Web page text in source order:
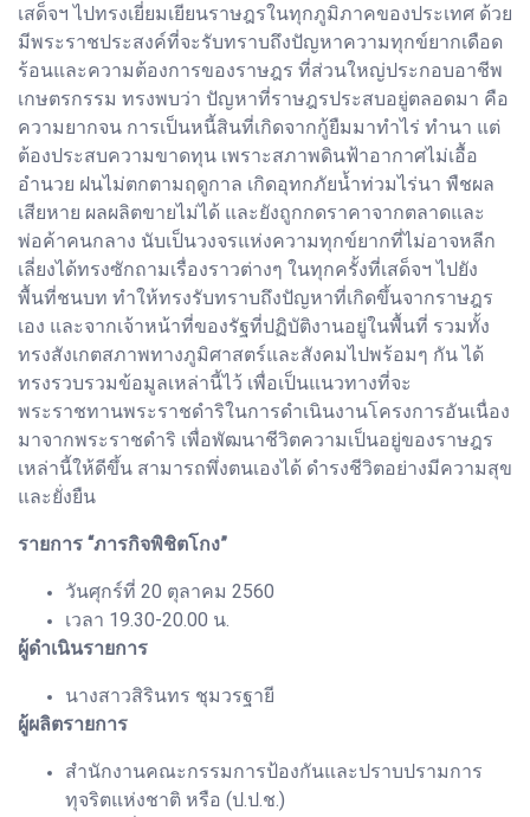
เสด็จฯ ไปทรงเยี่ยมเยียนราษฎรในทุกภูมิภาคของประเทศ ด้วย
มีพระราชประสงค์ที่จะรับทราบถึงปัญหาความทุกข์ยากเดือด
ร้อนและความต้องการของราษฎร ที่ส่วนใหญ่ประกอบอาชีพ
เกษตรกรรม ทรงพบว่า ปัญหาที่ราษฎรประสบอยู่ตลอดมา คือ
ความยากจน การเป็นหนี้สินที่เกิดจากกู้ยืมมาทำไร่ ทำนา แต่
ต้องประสบความขาดทุน เพราะสภาพดินฟ้าอากาศไม่เอื้อ
อำนวย ฝนไม่ตกตามฤดูกาล เกิดอุทกภัยน้ำท่วมไร่นา พืชผล
เสียหาย ผลผลิตขายไม่ได้ และยังถูกกดราคาจากตลาดและ
พ่อค้าคนกลาง นับเป็นวงจรแห่งความทุกข์ยากที่ไม่อาจหลีก
เลี่ยงได้ทรงซักถามเรื่องราวต่างๆ ในทุกครั้งที่เสด็จฯ ไปยัง
พื้นที่ชนบท ทำให้ทรงรับทราบถึงปัญหาที่เกิดขึ้นจากราษฎร
เอง และจากเจ้าหน้าที่ของรัฐที่ปฏิบัติงานอยู่ในพื้นที่ รวมทั้ง
ทรงสังเกตสภาพทางภูมิศาสตร์และสังคมไปพร้อมๆ กัน ได้
ทรงรวบรวมข้อมูลเหล่านี้ไว้ เพื่อเป็นแนวทางที่จะ
พระราชทานพระราชดำริในการดำเนินงานโครงการอันเนื่อง
มาจากพระราชดำริ เพื่อพัฒนาชีวิตความเป็นอยู่ของราษฎร
เหล่านี้ให้ดีขึ้น สามารถพึ่งตนเองได้ ดำรงชีวิตอย่างมีความสุข
และยั่งยืน
รายการ “ภารกิจพิชิตโกง”
วันศุกร์ที่ 20 ตุลาคม 2560
เวลา 19.30-20.00 น.
ผู้ดำเนินรายการ
นางสาวสิรินทร ชุมวรฐายี
ผู้ผลิตรายการ
สำนักงานคณะกรรมการป้องกันและปราบปรามการ
ทุจริตแห่งชาติ หรือ (ป.ป.ช.)